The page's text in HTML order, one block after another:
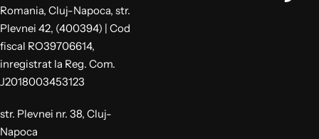
Romania, Cluj-Napoca, str.
Plevnei 42, (400394) | Cod
fiscal RO39706614,
inregistrat la Reg. Com.
J2018003453123
str. Plevnei nr. 38, Cluj-
Napoca